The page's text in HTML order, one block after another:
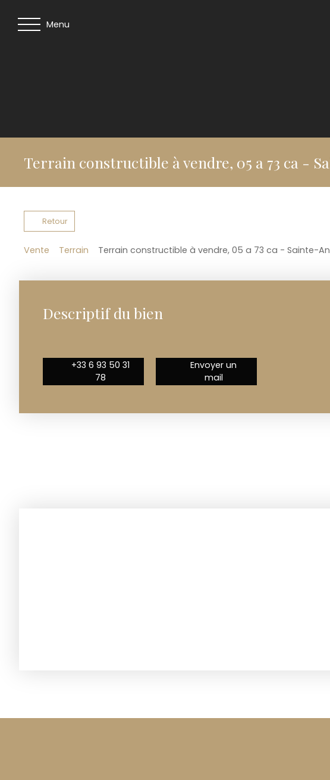
Menu
Terrain constructible à vendre, 05 a 73 ca -
Retour
Vente Terrain Terrain constructible à vendre, 05 a 73 ca - Sainte-
Descriptif du bien
+33 6 93 50 31
78
Envoyer un
mail